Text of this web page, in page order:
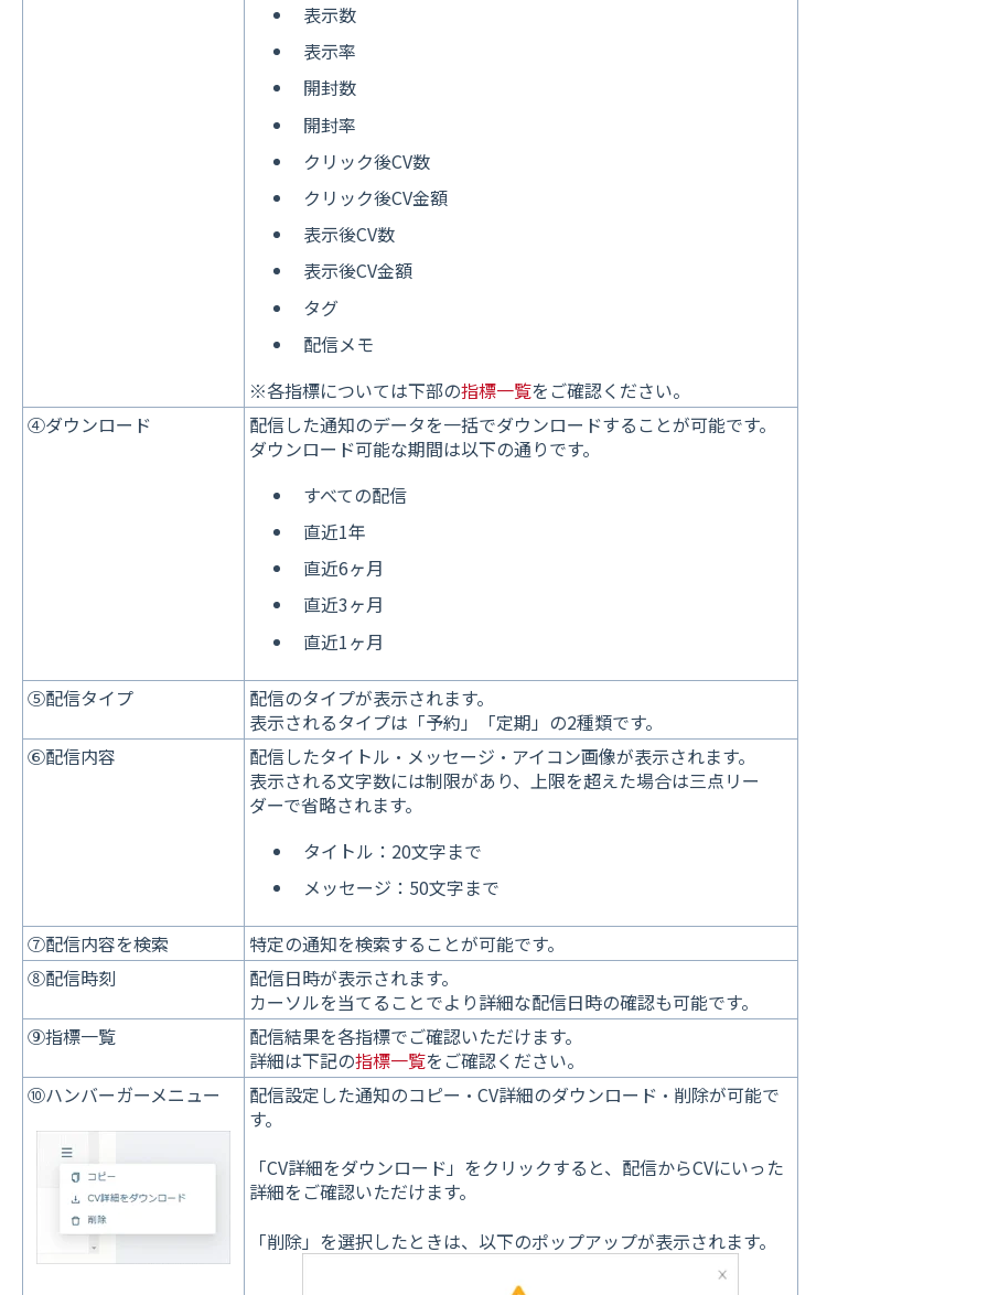
表示数
表示率
開封数
開封率
クリック後CV数
クリック後CV金額
表示後CV数
表示後CV金額
タグ
配信メモ
※各指標については下部の指標一覧をご確認ください。
④ダウンロード
配信した通知のデータを一括でダウンロードすることが可能です。
ダウンロード可能な期間は以下の通りです。
すべての配信
直近1年
直近6ヶ月
直近3ヶ月
直近1ヶ月
⑤配信タイプ
配信のタイプが表示されます。
表示されるタイプは「予約」「定期」の2種類です。
⑥配信内容
配信したタイトル・メッセージ・アイコン画像が表示されます。
表示される文字数には制限があり、上限を超えた場合は三点リー
ダーで省略されます。
タイトル：20文字まで
メッセージ：50文字まで
⑦配信内容を検索
特定の通知を検索することが可能です。
⑧配信時刻
配信日時が表示されます。
カーソルを当てることでより詳細な配信日時の確認も可能です。
⑨指標一覧
配信結果を各指標でご確認いただけます。
詳細は下記の指標一覧をご確認ください。
⑩ハンバーガーメニュー
配信設定した通知のコピー・CV詳細のダウンロード・削除が可能で
す。
「CV詳細をダウンロード」をクリックすると、配信からCVにいった
詳細をご確認いただけます。
「削除」を選択したときは、以下のポップアップが表示されます。